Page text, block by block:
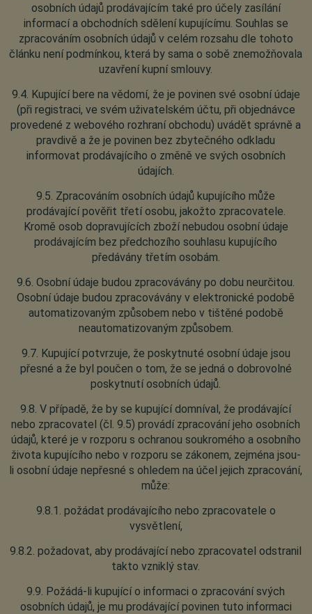
osobních údajů prodávajícím také pro účely zasílání
informací a obchodních sdělení kupujícímu. Souhlas se
zpracováním osobních údajů v celém rozsahu dle tohoto
článku není podmínkou, která by sama o sobě znemožňovala
uzavření kupní smlouvy.
9.4. Kupující bere na vědomí, že je povinen své osobní údaje
(při registraci, ve svém uživatelském účtu, při objednávce
provedené z webového rozhraní obchodu) uvádět správně a
pravdivě a že je povinen bez zbytečného odkladu
informovat prodávajícího o změně ve svých osobních
údajích.
9.5. Zpracováním osobních údajů kupujícího může
prodávající pověřit třetí osobu, jakožto zpracovatele.
Kromě osob dopravujících zboží nebudou osobní údaje
prodávajícím bez předchozího souhlasu kupujícího
předávány třetím osobám.
9.6. Osobní údaje budou zpracovávány po dobu neurčitou.
Osobní údaje budou zpracovávány v elektronické podobě
automatizovaným způsobem nebo v tištěné podobě
neautomatizovaným způsobem.
9.7. Kupující potvrzuje, že poskytnuté osobní údaje jsou
přesné a že byl poučen o tom, že se jedná o dobrovolné
poskytnutí osobních údajů.
9.8. V případě, že by se kupující domníval, že prodávající
nebo zpracovatel (čl. 9.5) provádí zpracování jeho osobních
údajů, které je v rozporu s ochranou soukromého a osobního
života kupujícího nebo v rozporu se zákonem, zejména jsou-
li osobní údaje nepřesné s ohledem na účel jejich zpracování,
může:
9.8.1. požádat prodávajícího nebo zpracovatele o
vysvětlení,
9.8.2. požadovat, aby prodávající nebo zpracovatel odstranil
takto vzniklý stav.
9.9. Požádá-li kupující o informaci o zpracování svých
osobních údajů, je mu prodávající povinen tuto informaci